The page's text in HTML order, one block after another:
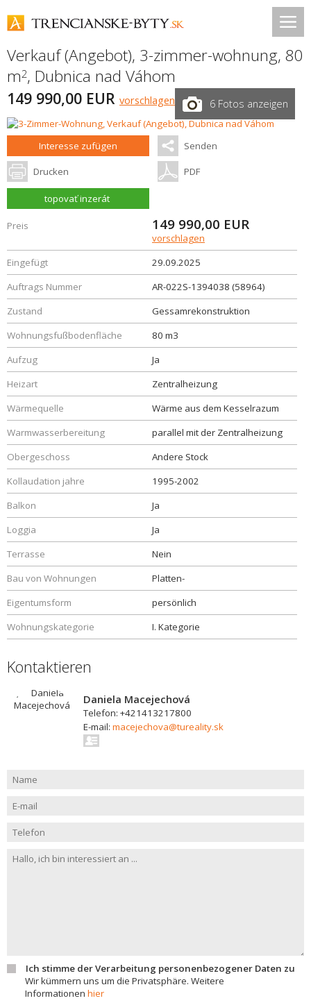
Verkauf (Angebot), 3-zimmer-wohnung, 80
m2, Dubnica nad Váhom
149 990,00 EUR vorschlagen 6 Fotos anzeigen
Interesse zufügen Senden
Drucken PDF
topovať inzerát
Preis 149 990,00 EUR
vorschlagen
Eingefügt
29.09.2025
Auftrags Nummer
AR-022S-1394038 (58964)
Zustand
Gessamrekonstruktion
Wohnungsfußbodenfläche
80 m3
Aufzug
Ja
Heizart
Zentralheizung
Wärmequelle
Wärme aus dem Kesselrazum
Warmwasserbereitung
parallel mit der Zentralheizung
Obergeschoss
Andere Stock
Kollaudation jahre
1995-2002
Balkon
Ja
Loggia
Ja
Terrasse
Nein
Bau von Wohnungen
Platten-
Eigentumsform
persönlich
Wohnungskategorie
I. Kategorie
Kontaktieren
Daniela Macejechová
Telefon: +421413217800
E-mail: macejechova@tureality.sk
Ich stimme der Verarbeitung personenbezogener Daten zu
Wir kümmern uns um die Privatsphäre. Weitere
Informationen hier